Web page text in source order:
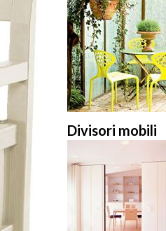
Divisori mobili